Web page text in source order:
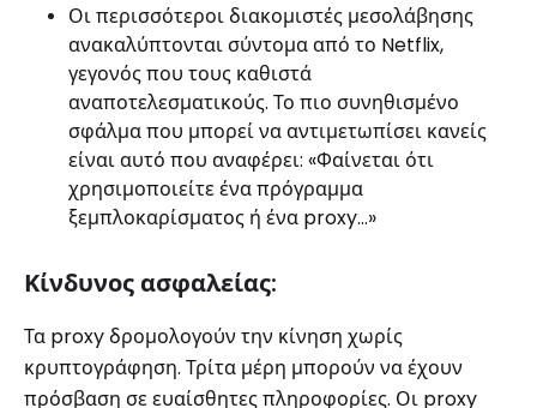
Οι περισσότεροι διακομιστές μεσολάβησης
ανακαλύπτονται σύντομα από το Netflix,
γεγονός που τους καθιστά
αναποτελεσματικούς. Το πιο συνηθισμένο
σφάλμα που μπορεί να αντιμετωπίσει κανείς
είναι αυτό που αναφέρει: «Φαίνεται ότι
χρησιμοποιείτε ένα πρόγραμμα
ξεμπλοκαρίσματος ή ένα proxy…»
Κίνδυνος ασφαλείας:
Τα proxy δρομολογούν την κίνηση χωρίς
κρυπτογράφηση. Τρίτα μέρη μπορούν να έχουν
πρόσβαση σε ευαίσθητες πληροφορίες. Οι proxy